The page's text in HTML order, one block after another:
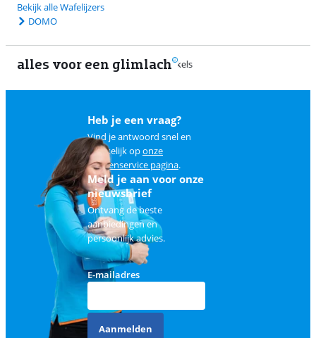
Bekijk alle Wafelijzers
DOMO
alles voor een glimlach
Heb je een vraag?
Vind je antwoord snel en
makkelijk oponze
klantenservice pagina.
Meld je aan voor onze
nieuwsbrief
Ontvang de beste
aanbiedingen en
persoonlijk advies.
E-mailadres
Aanmelden